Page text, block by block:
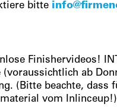
bitte
Finishervideos!
ab
(Bitte beachte, dass
vom